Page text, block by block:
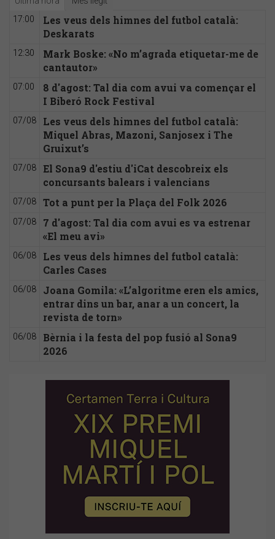
17:00
Les veus dels himnes del futbol català:
Deskarats
12:30
Mark Boske: «No m’agrada etiquetar-me de
cantautor»
07:00
8 d'agost: Tal dia com avui va començar el
I Biberó Rock Festival
07/08
Les veus dels himnes del futbol català:
Miquel Abras, Mazoni, Sanjosex i The
Gruixut’s
07/08
El Sona9 d'estiu d'iCat descobreix els
concursants balears i valencians
07/08 Tot a punt per la Plaça del Folk 2026
07/08
7 d'agost: Tal dia com avui es va estrenar
«El meu avi»
06/08
Les veus dels himnes del futbol català:
Carles Cases
06/08
Joana Gomila: «L’algoritme eren els amics,
entrar dins un bar, anar a un concert, la
revista de torn»
06/08
Bèrnia i la festa del pop fusió al Sona9
2026